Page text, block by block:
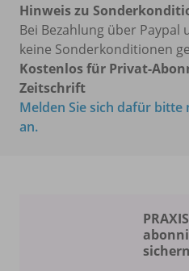
Hinweis zu
Bei Bezahlung über
keine Sonderkonditionen
Kostenlos für Privat-
Zeitschrift
Melden Sie sich dafür
an.